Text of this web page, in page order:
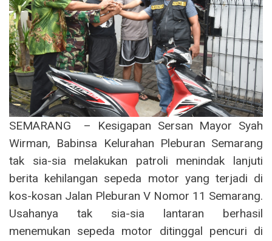
SEMARANG – Kesigapan Sersan Mayor Syah
Wirman, Babinsa Kelurahan Pleburan Semarang
tak sia-sia melakukan patroli menindak lanjuti
berita kehilangan sepeda motor yang terjadi di
kos-kosan Jalan Pleburan V Nomor 11 Semarang.
Usahanya tak sia-sia lantaran berhasil
menemukan sepeda motor ditinggal pencuri di